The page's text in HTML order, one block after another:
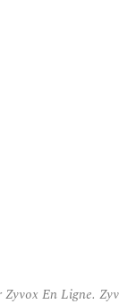
En Ligne.